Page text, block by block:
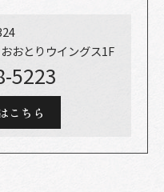
おとりウイングス1F
5223
こちら